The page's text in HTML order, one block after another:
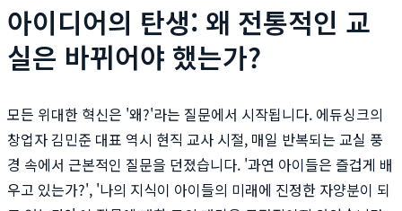
아이디어의 탄생: 왜 전통적인 교
실은 바뀌어야 했는가?
모든 위대한 혁신은 '왜?'라는 질문에서 시작됩니다. 에듀싱크의
창업자 김민준 대표 역시 현직 교사 시절, 매일 반복되는 교실 풍
경 속에서 근본적인 질문을 던졌습니다. '과연 아이들은 즐겁게 배
우고 있는가?', '나의 지식이 아이들의 미래에 진정한 자양분이 되